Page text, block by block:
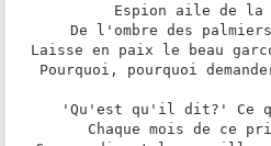
Espion aile de la
De l'ombre des
Laisse en paix le beau
Pourquoi, pourquoi
'Qu'est qu'il dit?' Ce
Chaque mois de ce